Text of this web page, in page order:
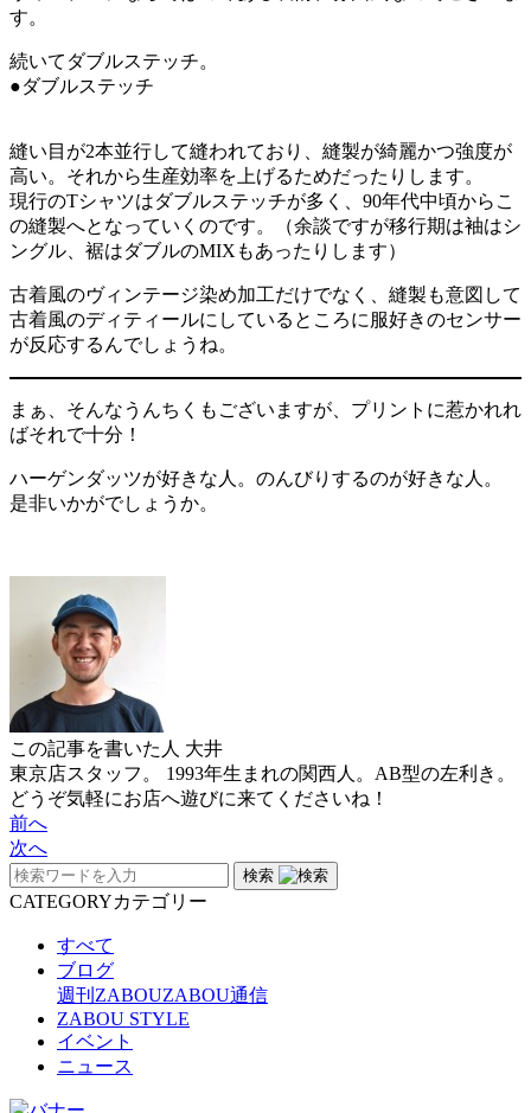
す。
続いてダブルステッチ。
●ダブルステッチ
縫い目が2本並行して縫われており、縫製が綺麗かつ強度が
高い。それから生産効率を上げるためだったりします。
現行のTシャツはダブルステッチが多く、90年代中頃からこ
の縫製へとなっていくのです。（余談ですが移行期は袖はシ
ングル、裾はダブルのMIXもあったりします）
古着風のヴィンテージ染め加工だけでなく、縫製も意図して
古着風のディティールにしているところに服好きのセンサー
が反応するんでしょうね。
まぁ、そんなうんちくもございますが、プリントに惹かれれ
ばそれで十分！
ハーゲンダッツが好きな人。のんびりするのが好きな人。
是非いかがでしょうか。
この記事を書いた人 大井
東京店スタッフ。 1993年生まれの関西人。AB型の左利き。
どうぞ気軽にお店へ遊びに来てくださいね！
前へ
次へ
検索
CATEGORYカテゴリー
すべて
ブログ
週刊ZABOUZABOU通信
ZABOU STYLE
イベント
ニュース